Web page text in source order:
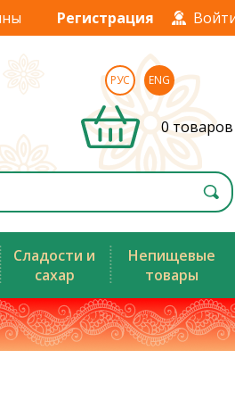
Регистрация
РУС ENG
0 товаров
Сладости и
сахар
Непищевые
товары